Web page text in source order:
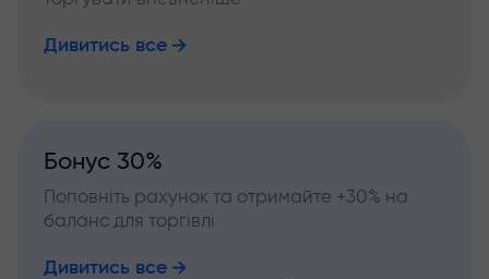
Дивитись все
Бонус 30%
Поповніть рахунок та отримайте +30% на
баланс для торгівлі
Дивитись все